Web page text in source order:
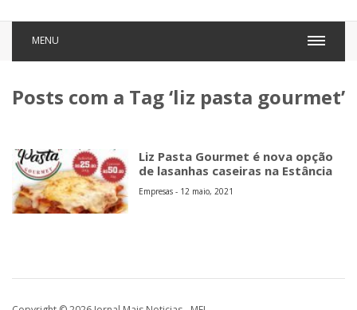
MENU
Posts com a Tag ‘liz pasta gourmet’
Liz Pasta Gourmet é nova opção
de lasanhas caseiras na Estância
Empresas - 12 maio, 2021